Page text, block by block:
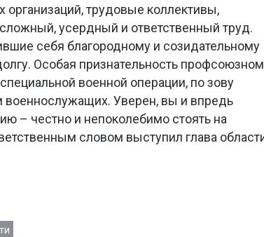
трудовые коллективы,
усердный и ответственный труд.
себя благородному и созидательному
Особая признательность
военной операции, по зову
Уверен, вы и впредь
– честно и непоколебимо стоять на
словом выступил глава